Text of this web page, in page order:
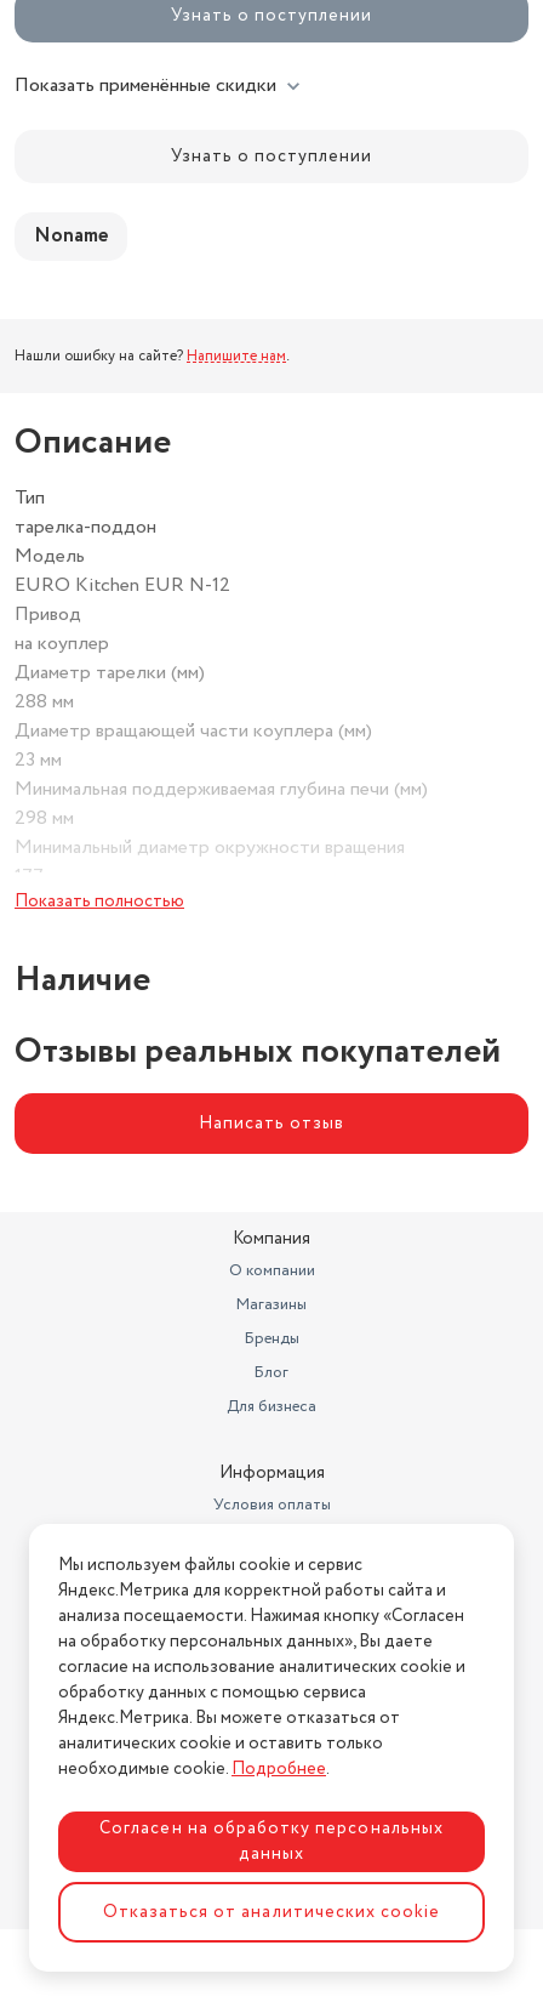
Узнать о поступлении
Показать применённые скидки
Узнать о поступлении
Noname
Нашли ошибку на сайте? Напишите нам.
Описание
Тип
тарелка-поддон
Модель
EURO Kitchen EUR N-12
Привод
на коуплер
Диаметр тарелки (мм)
288 мм
Диаметр вращающей части коуплера (мм)
23 мм
Минимальная поддерживаемая глубина печи (мм)
298 мм
Минимальный диаметр окружности вращения
177 мм
Максимальный диаметр окружности вращения
Показать полностью
Наличие
Отзывы реальных покупателей
Написать отзыв
Компания
О компании
Магазины
Бренды
Блог
Для бизнеса
Информация
Условия оплаты
Условия возврата
Нашли ошибку на сайте? Напишите нам
2026 © Интернет-магазин "АстМаркет". У нас есть всё!
Политика конфиденциальности
Разработка сайтаASTDESIGN
Мы используем файлы cookie и сервис
Яндекс.Метрика для корректной работы сайта и
анализа посещаемости. Нажимая кнопку «Согласен
на обработку персональных данных», Вы даете
согласие на использование аналитических cookie и
обработку данных с помощью сервиса
Яндекс.Метрика. Вы можете отказаться от
аналитических cookie и оставить только
необходимые cookie.Подробнее.
Согласен на обработку персональных
данных
Отказаться от аналитических cookie